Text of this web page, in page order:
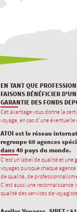
EN TANT QUE
FAISONS BÉNÉFICIER
GARANTIE DES FONDS
Cet avantage vous donne la
voyage, en cas d'une
ATOI est le réseau
regroupe 60 agences
dans 40 pays du monde.
C’est un label de qualité et
voyages puisque chaque
de qualité, de
C’est aussi une
qualité des services de